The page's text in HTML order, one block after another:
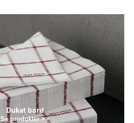
Dukat bord
Se produkter >>